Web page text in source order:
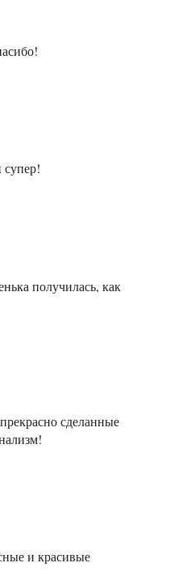
получилась, как
сделанные
и красивые